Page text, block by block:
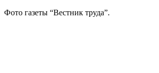
Фото газеты “Вестник труда”.